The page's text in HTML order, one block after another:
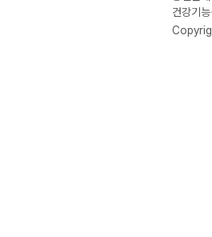
건강기